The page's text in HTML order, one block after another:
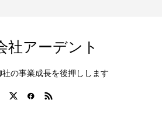
社アーデント
の事業成長を後押しします